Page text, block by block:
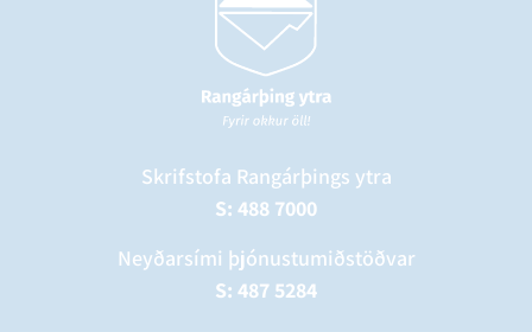
Skrifstofa Rangárþings ytra
S: 488 7000
Neyðarsími þjónustumiðstöðvar
S: 487 5284